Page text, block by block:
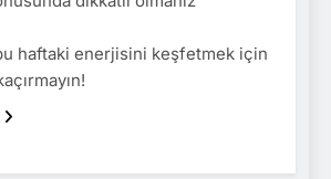
haftaki enerjisini keşfetmek için